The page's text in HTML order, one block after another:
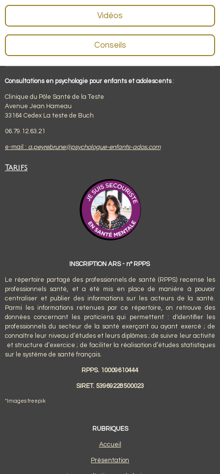
Vidéos
Conseils
Consultations en psychologie pour enfants et adolescents:
Clinique du Pôle Santé de la Teste
Avenue Jean Hameau
33164 Cedex La teste de Buch
06.79.12.63.21
e-mail : a.peyrebrune@psychologue-enfants-ados.com
Tarifs
INSCRIPTION ARS - n° RPPS
Le répertoire partagé des professionnels de santé (RPPS) recense les
professionnels santé, et a été mis en place de manière à pouvoir
centraliser et publier des informations sur les acteurs de la santé.
Parmi les informations retenues par ce répertoire, on retrouve des
données concernant les praticiens qui permettent : d'identifier les
professionnels du secteur de la santé exerçant ou ayant exercé ; de
connaître leur niveau d’études et leurs diplômes ; de suivre leur activité
et structure d’exercice ; de faciliter la réalisation d’études statistiques
sur le système de santé français.
RPPS. 10009610444
SIRET. 53969228500023
*Images freepik
RUBRIQUES
Accueil
Présentation